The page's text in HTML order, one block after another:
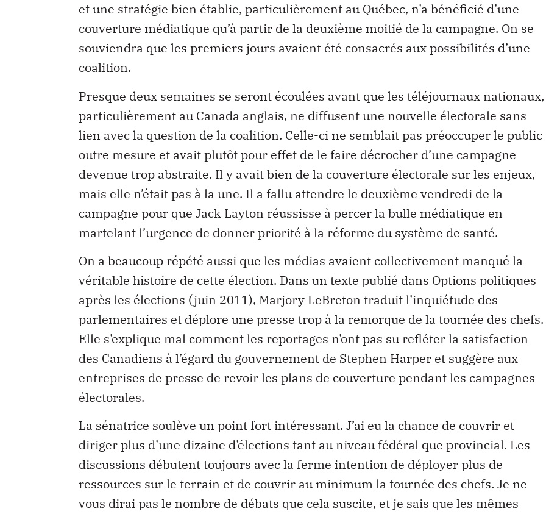
et une stratégie bien établie, particulièrement au Québec, n’a bénéficié d’une
couverture médiatique qu’à partir de la deuxième moitié de la campagne. On se
souviendra que les premiers jours avaient été consacrés aux possibilités d’une
coalition.
Presque deux semaines se seront écoulées avant que les téléjournaux nationaux,
particulièrement au Canada anglais, ne diffusent une nouvelle électorale sans
lien avec la question de la coalition. Celle-ci ne semblait pas préoccuper le public
outre mesure et avait plutôt pour effet de le faire décrocher d’une campagne
devenue trop abstraite. Il y avait bien de la couverture électorale sur les enjeux,
mais elle n’était pas à la une. Il a fallu attendre le deuxième vendredi de la
campagne pour que Jack Layton réussisse à percer la bulle médiatique en
martelant l’urgence de donner priorité à la réforme du système de santé.
On a beaucoup répété aussi que les médias avaient collectivement manqué la
véritable histoire de cette élection. Dans un texte publié dans Options politiques
après les élections (juin 2011), Marjory LeBreton traduit l’inquiétude des
parlementaires et déplore une presse trop à la remorque de la tournée des chefs.
Elle s’explique mal comment les reportages n’ont pas su refléter la satisfaction
des Canadiens à l’égard du gouvernement de Stephen Harper et suggère aux
entreprises de presse de revoir les plans de couverture pendant les campagnes
électorales.
La sénatrice soulève un point fort intéressant. J’ai eu la chance de couvrir et
diriger plus d’une dizaine d’élections tant au niveau fédéral que provincial. Les
discussions débutent toujours avec la ferme intention de déployer plus de
ressources sur le terrain et de couvrir au minimum la tournée des chefs. Je ne
vous dirai pas le nombre de débats que cela suscite, et je sais que les mêmes